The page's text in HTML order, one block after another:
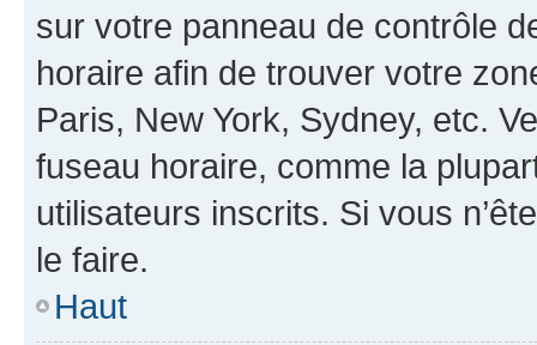
sur votre panneau de contrôle
horaire afin de trouver votre
Paris, New York, Sydney, etc.
fuseau horaire, comme la
utilisateurs inscrits. Si vous
le faire.
Haut